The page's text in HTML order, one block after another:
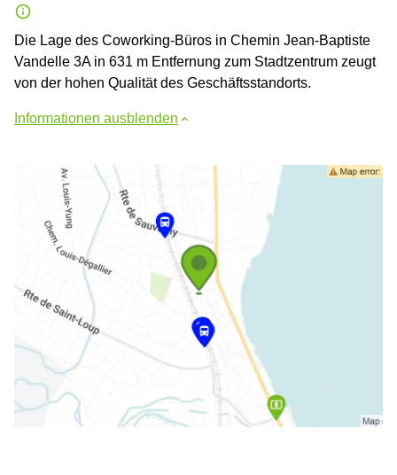
Die Lage des Coworking-Büros in Chemin Jean-Baptiste
Vandelle 3A in 631 m Entfernung zum Stadtzentrum zeugt
von der hohen Qualität des Geschäftsstandorts.
Informationen ausblenden